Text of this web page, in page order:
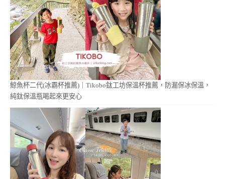
鯨魚杯二代(冰霸杯推薦)｜Tikobo鈦工坊保溫杯推薦，防漏保冰保溫，
純鈦保溫瓶喝起來更安心